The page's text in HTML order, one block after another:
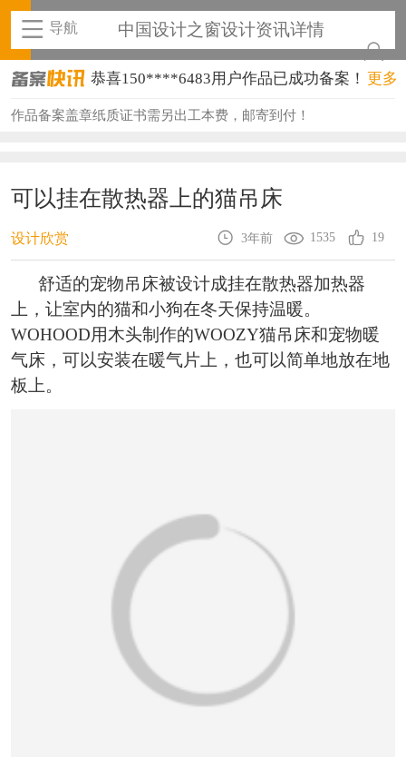
导航 中国设计之窗设计资讯详情
恭喜150****6483用户作品已成功备案！
恭喜131****2473用户作品已成功备案！
恭喜133****6466用户作品已成功备案！
恭喜131****1475用户作品已成功备案！
恭喜133****8874用户作品已成功备案！
恭喜138****8638用户作品已成功备案！
恭喜133****9020用户作品已成功备案！
更多
作品备案盖章纸质证书需另出工本费，邮寄到付！
可以挂在散热器上的猫吊床
设计欣赏 3年前 1535 19
舒适的宠物吊床被设计成挂在散热器加热器
上，让室内的猫和小狗在冬天保持温暖。
WOHOOD用木头制作的WOOZY猫吊床和宠物暖
气床，可以安装在暖气片上，也可以简单地放在地
板上。